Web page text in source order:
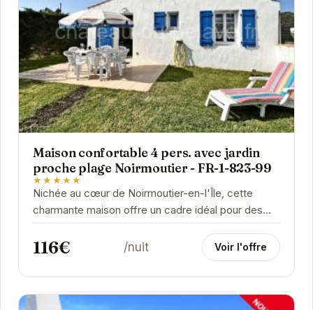
Maison confortable 4 pers. avec jardin
proche plage Noirmoutier - FR-1-823-99
★★★★★
Nichée au cœur de Noirmoutier-en-l'Île, cette
charmante maison offre un cadre idéal pour des
vacances en famille ou entre amis. Son jardin...
116€ /nuit Voir l'offre